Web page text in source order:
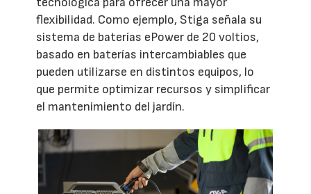
flexibilidad. Como ejemplo, Stiga señala su
sistema de baterías ePower de 20 voltios,
basado en baterías intercambiables que
pueden utilizarse en distintos equipos, lo
que permite optimizar recursos y simplificar
el mantenimiento del jardín.